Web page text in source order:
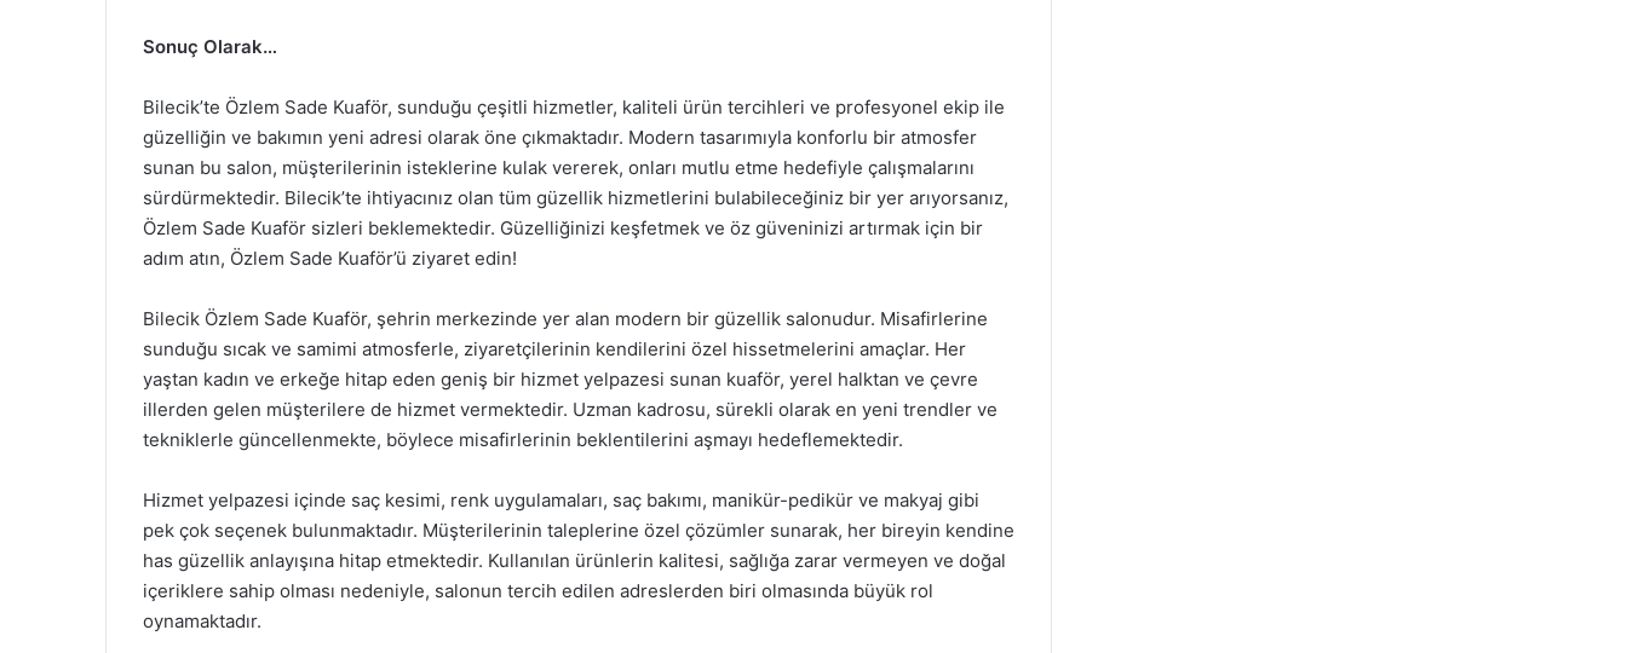
Sonuç Olarak…
Bilecik’te Özlem Sade Kuaför, sunduğu çeşitli hizmetler, kaliteli ürün tercihleri ve profesyonel ekip ile
güzelliğin ve bakımın yeni adresi olarak öne çıkmaktadır. Modern tasarımıyla konforlu bir atmosfer
sunan bu salon, müşterilerinin isteklerine kulak vererek, onları mutlu etme hedefiyle çalışmalarını
sürdürmektedir. Bilecik’te ihtiyacınız olan tüm güzellik hizmetlerini bulabileceğiniz bir yer arıyorsanız,
Özlem Sade Kuaför sizleri beklemektedir. Güzelliğinizi keşfetmek ve öz güveninizi artırmak için bir
adım atın, Özlem Sade Kuaför’ü ziyaret edin!
Bilecik Özlem Sade Kuaför, şehrin merkezinde yer alan modern bir güzellik salonudur. Misafirlerine
sunduğu sıcak ve samimi atmosferle, ziyaretçilerinin kendilerini özel hissetmelerini amaçlar. Her
yaştan kadın ve erkeğe hitap eden geniş bir hizmet yelpazesi sunan kuaför, yerel halktan ve çevre
illerden gelen müşterilere de hizmet vermektedir. Uzman kadrosu, sürekli olarak en yeni trendler ve
tekniklerle güncellenmekte, böylece misafirlerinin beklentilerini aşmayı hedeflemektedir.
Hizmet yelpazesi içinde saç kesimi, renk uygulamaları, saç bakımı, manikür-pedikür ve makyaj gibi
pek çok seçenek bulunmaktadır. Müşterilerinin taleplerine özel çözümler sunarak, her bireyin kendine
has güzellik anlayışına hitap etmektedir. Kullanılan ürünlerin kalitesi, sağlığa zarar vermeyen ve doğal
içeriklere sahip olması nedeniyle, salonun tercih edilen adreslerden biri olmasında büyük rol
oynamaktadır.